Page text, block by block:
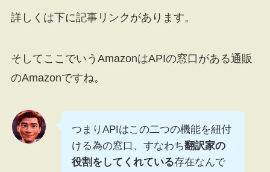
詳しくは下に記事リンクがあります。
そしてここでいうAmazonはAPIの窓口がある通販
のAmazonですね。
つまりAPIはこの二つの機能を紐付
ける為の窓口、すなわち翻訳家の
役割をしてくれている存在なんで